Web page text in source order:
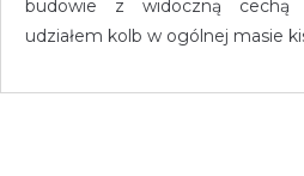
budowie z widoczną cechą
udziałem kolb w ogólnej masie